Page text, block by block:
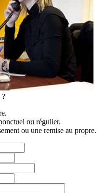
?
ou régulier.
ou une remise au propre.